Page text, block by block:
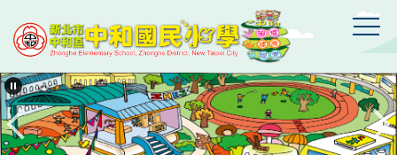
到
主
要
內
容
區
新
北
市
中
和